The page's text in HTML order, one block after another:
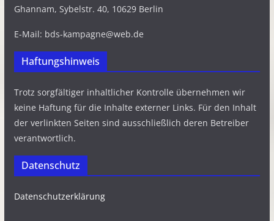
Ghannam, Sybelstr. 40, 10629 Berlin
E-Mail: bds-kampagne@web.de
Haftungshinweis
Trotz sorgfältiger inhaltlicher Kontrolle übernehmen wir
keine Haftung für die Inhalte externer Links. Für den Inhalt
der verlinkten Seiten sind ausschließlich deren Betreiber
verantwortlich.
Datenschutz
Datenschutzerklärung